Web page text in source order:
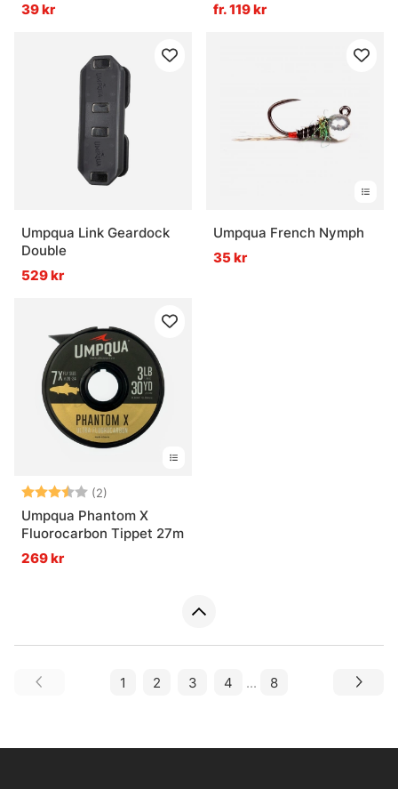
39 kr
fr. 119 kr
Umpqua Link Geardock
Double
529 kr
Umpqua French Nymph
35 kr
Betyg: (2)
Umpqua Phantom X
Fluorocarbon Tippet 27m
269 kr
1 2 3 4 ... 8